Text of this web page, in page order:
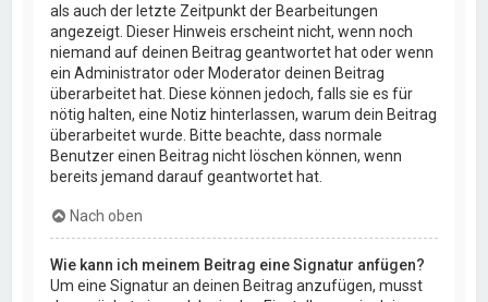
als auch der letzte Zeitpunkt der Bearbeitungen
angezeigt. Dieser Hinweis erscheint nicht, wenn noch
niemand auf deinen Beitrag geantwortet hat oder wenn
ein Administrator oder Moderator deinen Beitrag
überarbeitet hat. Diese können jedoch, falls sie es für
nötig halten, eine Notiz hinterlassen, warum dein Beitrag
überarbeitet wurde. Bitte beachte, dass normale
Benutzer einen Beitrag nicht löschen können, wenn
bereits jemand darauf geantwortet hat.
Nach oben
Wie kann ich meinem Beitrag eine Signatur anfügen?
Um eine Signatur an deinen Beitrag anzufügen, musst